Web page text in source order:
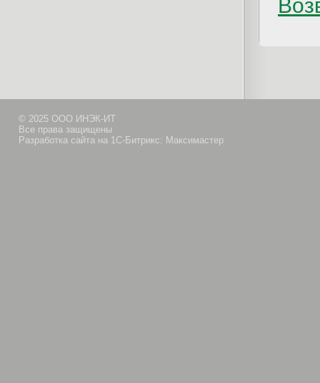
© 2025 ООО ИНЭК-ИТ
Все права защищены
Разработка сайта на 1С-Битрикс: Максимастер